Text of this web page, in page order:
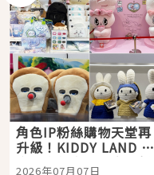
角色IP粉絲購物天堂再
升級！KIDDY LAND 原
宿店吉伊卡哇迎客，新
2026年07月07日